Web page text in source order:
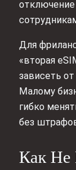
Для
«вторая
зависеть от
Малому
гибко
без
Как Не